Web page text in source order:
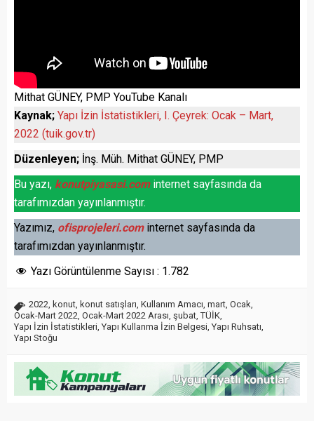
Mithat GÜNEY, PMP YouTube Kanalı
Kaynak; Yapı İzin İstatistikleri, I. Çeyrek: Ocak – Mart,
2022 (tuik.gov.tr)
Düzenleyen; İnş. Müh. Mithat GÜNEY, PMP
Bu yazı, konutpiyasasi.cominternet sayfasında da
tarafımızdan yayınlanmıştır.
Yazımız, ofisprojeleri.cominternet sayfasında da
tarafımızdan yayınlanmıştır.
Yazı Görüntülenme Sayısı : 1.782
2022, konut, konut satışları, Kullanım Amacı, mart, Ocak,
Ocak-Mart 2022, Ocak-Mart 2022 Arası, şubat,TÜİK,
Yapı İzin İstatistikleri, Yapı Kullanma İzin Belgesi, Yapı Ruhsatı,
Yapı Stoğu